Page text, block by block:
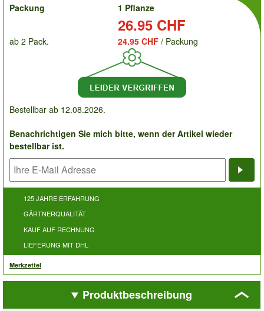
order
Packung
1 Pflanze
26.95 CHF
ab 2 Pack. 24.95 CHF / Packung
Bestellbar ab 12.08.2026.
Benachrichtigen Sie mich bitte, wenn der Artikel wieder
bestellbar ist.
125 JAHRE ERFAHRUNG
GÄRTNERQUALITÄT
KAUF AUF RECHNUNG
LIEFERUNG MIT DHL
Merkzettel
Produktbeschreibung